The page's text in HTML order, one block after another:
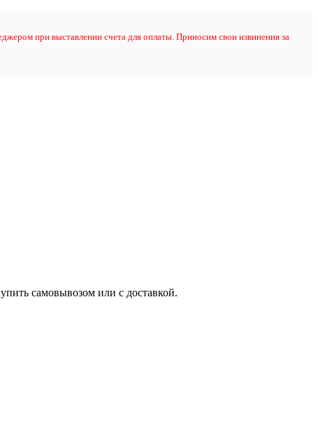
при выставлении счета для оплаты. Приносим свои извинения за
самовывозом или с доставкой.